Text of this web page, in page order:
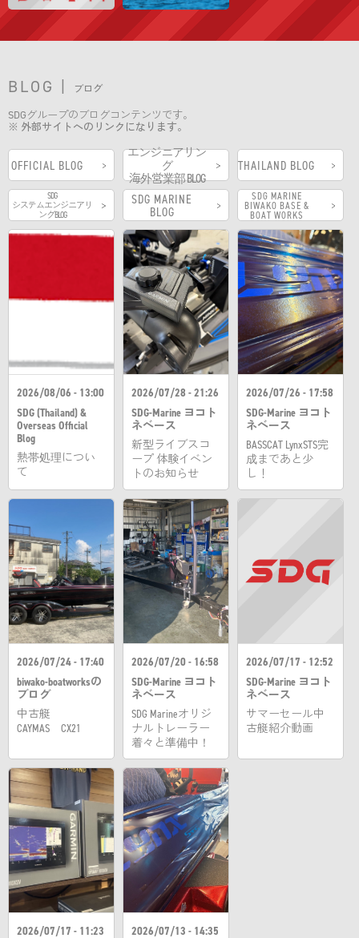
BLOG | ブログ
SDGグループのブログコンテンツです。
※ 外部サイトへのリンクになります。
OFFICIAL BLOG
エンジニアリン
グ
海外営業部 BLOG
THAILAND BLOG
SDG
システムエンジニアリ
ングBLOG
SDG MARINE
BLOG
SDG MARINE
BIWAKO BASE &
BOAT WORKS
2026/08/06 - 13:00
SDG (Thailand) &
Overseas Official
Blog
熱帯処理につい
て
2026/07/28 - 21:26
SDG-Marine ヨコト
ネベース
新型ライブスコ
ープ 体験イベン
トのお知らせ
2026/07/26 - 17:58
SDG-Marine ヨコト
ネベース
BASSCAT LynxSTS完
成まであと少
し！
2026/07/24 - 17:40
biwako-boatworksの
ブログ
中古艇
CAYMAS CX21
2026/07/20 - 16:58
SDG-Marine ヨコト
ネベース
SDG Marineオリジ
ナルトレーラー
着々と準備中！
2026/07/17 - 12:52
SDG-Marine ヨコト
ネベース
サマーセール中
古艇紹介動画
2026/07/17 - 11:23
2026/07/13 - 14:35